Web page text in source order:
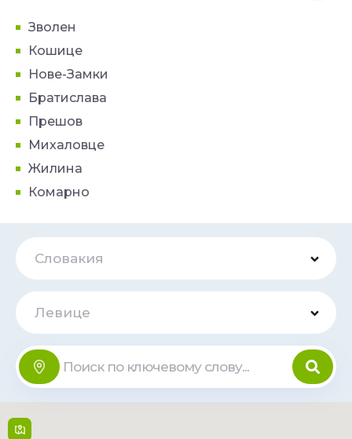
Зволен
Кошице
Нове-Замки
Братислава
Прешов
Михаловце
Жилина
Комарно
Словакия
Левице